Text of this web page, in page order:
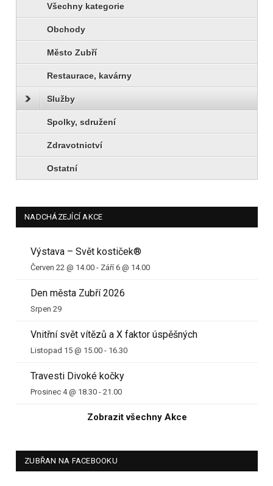
Všechny kategorie
Obchody
Město Zubří
Restaurace, kavárny
Služby
Spolky, sdružení
Zdravotnictví
Ostatní
NADCHÁZEJÍCÍ AKCE
Výstava – Svět kostiček®
Červen 22 @ 14.00 - Září 6 @ 14.00
Den města Zubří 2026
Srpen 29
Vnitřní svět vítězů a X faktor úspěšných
Listopad 15 @ 15.00 - 16.30
Travesti Divoké kočky
Prosinec 4 @ 18.30 - 21.00
Zobrazit všechny Akce
ZUBŘAN NA FACEBOOKU